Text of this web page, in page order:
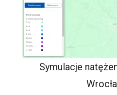
Symulacje